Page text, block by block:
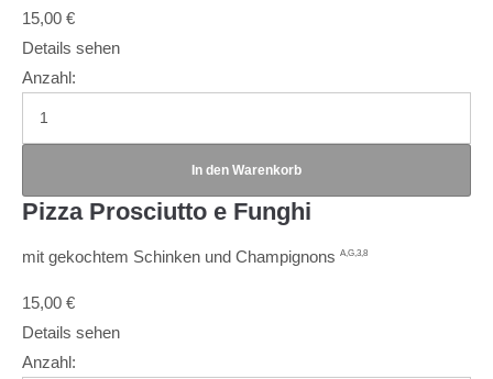
15,00 €
Details sehen
Anzahl:
Pizza Prosciutto e Funghi
mit gekochtem Schinken und Champignons A,G,3,8
15,00 €
Details sehen
Anzahl: